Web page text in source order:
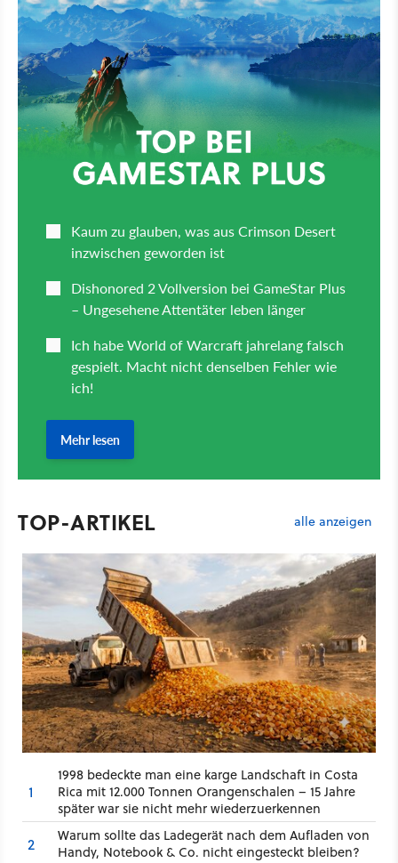
TOP-ARTIKEL alle anzeigen
1
1998 bedeckte man eine karge Landschaft in Costa
Rica mit 12.000 Tonnen Orangenschalen – 15 Jahre
später war sie nicht mehr wiederzuerkennen
2
Warum sollte das Ladegerät nach dem Aufladen von
Handy, Notebook & Co. nicht eingesteckt bleiben?